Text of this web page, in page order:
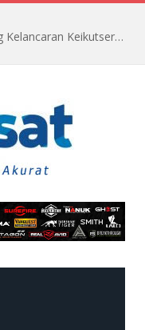
Perencanaan Matang Sopsau Dukung Kelancaran Keikutsertaan TNI AU di Pitch Black 2026